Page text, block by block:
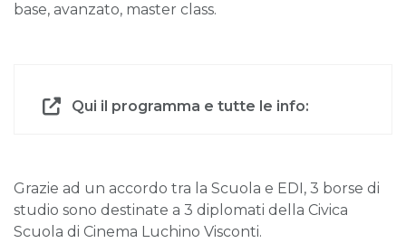
base, avanzato, master class.
Qui il programma e tutte le info:
Grazie ad un accordo tra la Scuola e EDI, 3 borse di
studio sono destinate a 3 diplomati della Civica
Scuola di Cinema Luchino Visconti.